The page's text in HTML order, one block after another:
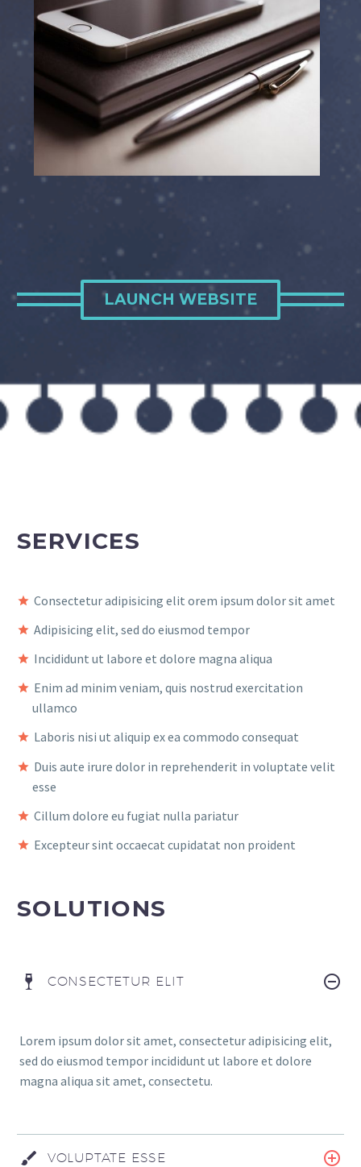
LAUNCH WEBSITE
SERVICES
Consectetur adipisicing elit orem ipsum dolor sit amet
Adipisicing elit, sed do eiusmod tempor
Incididunt ut labore et dolore magna aliqua
Enim ad minim veniam, quis nostrud exercitation
ullamco
Laboris nisi ut aliquip ex ea commodo consequat
Duis aute irure dolor in reprehenderit in voluptate velit
esse
Cillum dolore eu fugiat nulla pariatur
Excepteur sint occaecat cupidatat non proident
SOLUTIONS
CONSECTETUR ELIT
Lorem ipsum dolor sit amet, consectetur adipisicing elit,
sed do eiusmod tempor incididunt ut labore et dolore
magna aliqua sit amet, consectetu.
VOLUPTATE ESSE